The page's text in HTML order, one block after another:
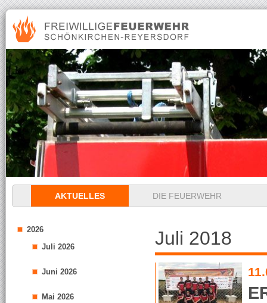
Navigation
überspringenAKTUELLES DIE FEUERWEHR
2026
Juli 2026
Juni 2026
Mai 2026
Juli 2018